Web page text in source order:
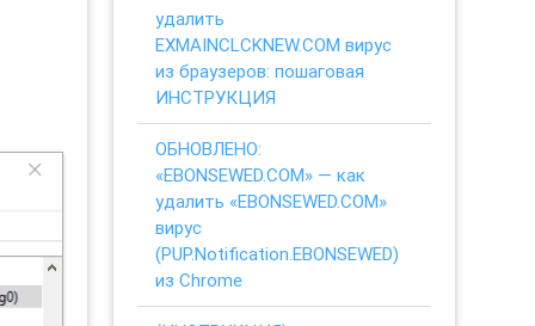
удалить
EXMAINCLCKNEW.COM вирус
из браузеров: пошаговая
ИНСТРУКЦИЯ
ОБНОВЛЕНО:
«EBONSEWED.COM» — как
удалить «EBONSEWED.COM»
вирус
(PUP.Notification.EBONSEWED)
из Chrome